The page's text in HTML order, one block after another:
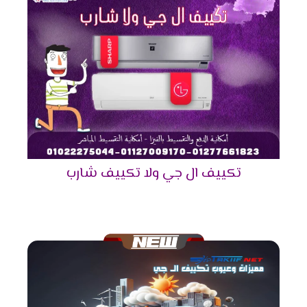
تكييف إل جي 4 حصان 4 30 - 40 م²
تكييف إل جي 5 حصان 5
تكييف إل جي 5.5 حصان 50 - 60 م²
تكييف إل جي 6 حصان 6 60 - 70 م²
تكييف إل جي 7.5 حصان 7.5 70 - 85 م²
كيف تختار السعة المناسبة لك؟
حصان** سيكون الخيار الأمثل.
تكييف ال جي ولا تكييف شارب